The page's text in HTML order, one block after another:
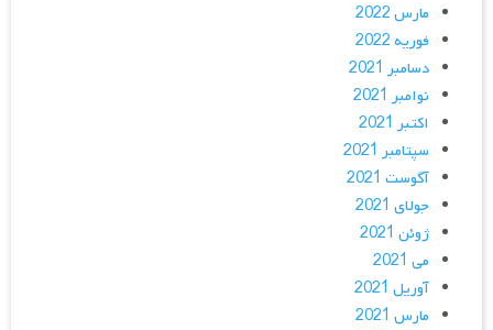
مارس 2022
فوریه 2022
دسامبر 2021
نوامبر 2021
اکتبر 2021
سپتامبر 2021
آگوست 2021
جولای 2021
ژوئن 2021
می 2021
آوریل 2021
مارس 2021